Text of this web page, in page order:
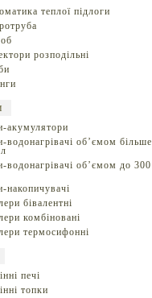
теплої підлоги
розподільні
акумулятори
водонагрівачі об’ємом більше
водонагрівачі об’ємом до 300
накопичувачі
бівалентні
комбіновані
термосифонні
печі
топки